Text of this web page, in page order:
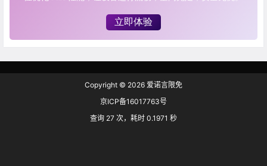
Copyright © 2026 爱诺言限免
京ICP备16017763号
查询 27 次，耗时 0.1971 秒